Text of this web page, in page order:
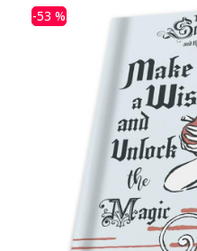
-53 %